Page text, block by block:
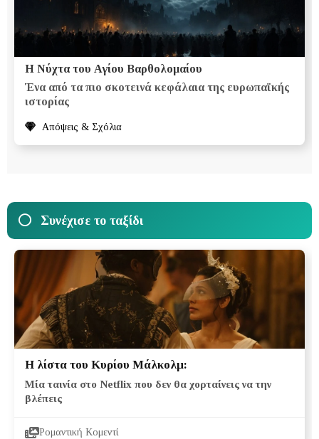
Η Νύχτα του Αγίου Βαρθολομαίου
Ένα από τα πιο σκοτεινά κεφάλαια της ευρωπαϊκής
ιστορίας
Απόψεις & Σχόλια
Συνέχισε το ταξίδι
Η λίστα του Κυρίου Μάλκολμ:
Μία ταινία στο Netflix που δεν θα χορταίνεις να την
βλέπεις
Ρομαντική Κομεντί